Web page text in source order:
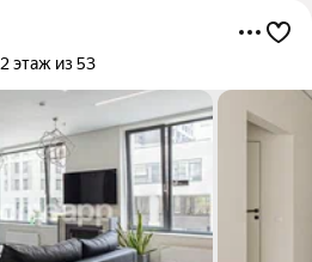
2 этаж из 53